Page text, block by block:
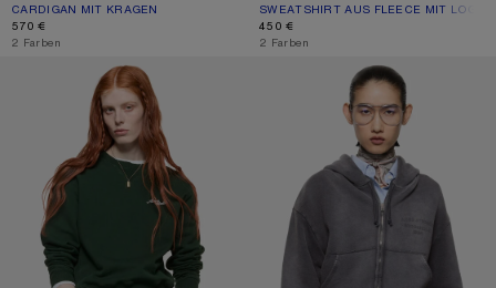
CARDIGAN MIT KRAGEN
AKTUELLE FARBE: VERBLASSTES SCHWARZ
PREIS: 570 €.
570 €
,2 Farben
SWEATSHIRT AUS FLEECE MIT LOGO
AKTUELLE FARBE: VERBLASSTES PINK
PREIS: 450 €.
450 €
,2 Farben
SWEATSHIRT AUS FLEECE MIT LOGO SPRAYED ZIP HOODIE